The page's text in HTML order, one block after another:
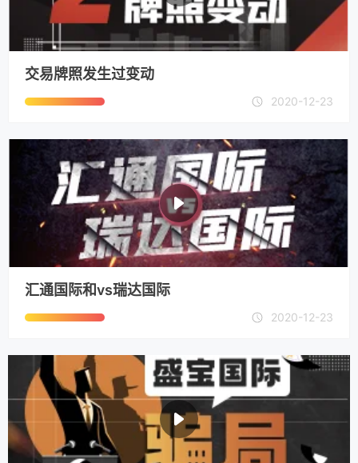
交易牌照发生过变动
2020-12-23
汇通国际和vs瑞达国际
2020-12-23